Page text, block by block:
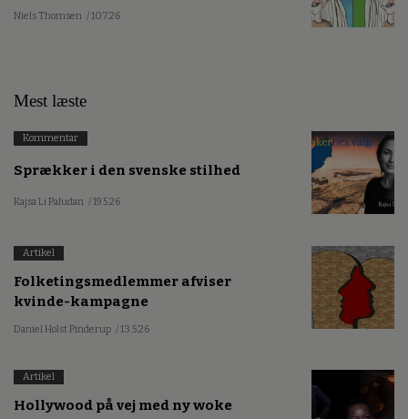
Niels Thomsen / 10.7.26
Mest læste
Kommentar
Sprækker i den svenske stilhed
Kajsa Li Paludan / 19.5.26
Artikel
Folketingsmedlemmer afviser
kvinde-kampagne
Daniel Holst Pinderup / 13.5.26
Artikel
Hollywood på vej med ny woke